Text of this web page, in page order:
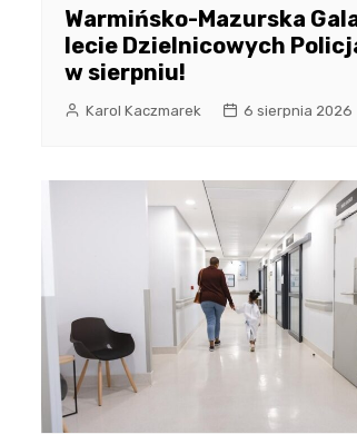
Warmińsko-Mazurska
lecie Dzielnicowych
w sierpniu!
Karol Kaczmarek 6 sierpnia 2026